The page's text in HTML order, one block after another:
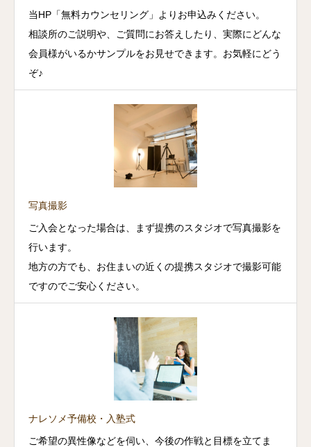
当HP「無料カウンセリング」よりお申込みください。
相談所のご説明や、ご質問にお答えしたり、実際にどんな
会員様がいるかサンプルをお見せできます。お気軽にどう
ぞ♪
写真撮影
ご入会となった場合は、まず提携のスタジオで写真撮影を
行います。
地方の方でも、お住まいの近くの提携スタジオで撮影可能
ですのでご安心ください。
ナレソメ予備校・入塾式
ご希望の異性像などを伺い、今後の作戦と目標を立てま